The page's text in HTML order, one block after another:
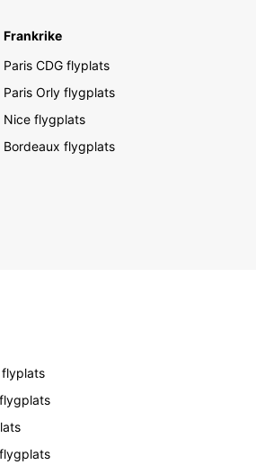
Frankrike
Paris CDG flyplats
Paris Orly flygplats
Nice flygplats
Bordeaux flygplats
flyplats